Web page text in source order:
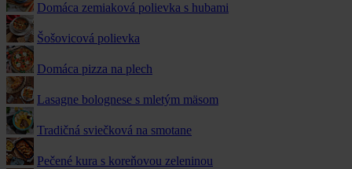
Domáca zemiaková polievka s hubami
Šošovicová polievka
Domáca pizza na plech
Lasagne bolognese s mletým mäsom
Tradičná sviečková na smotane
Pečené kura s koreňovou zeleninou